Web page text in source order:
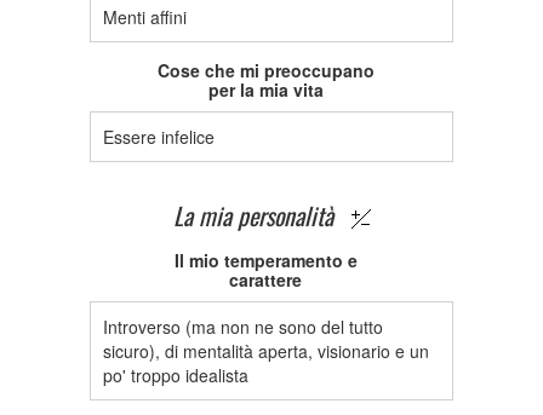
Menti affini
Cose che mi preoccupano
per la mia vita
Essere infelice
La mia personalità
Il mio temperamento e
carattere
Introverso (ma non ne sono del tutto
sicuro), di mentalità aperta, visionario e un
po' troppo idealista